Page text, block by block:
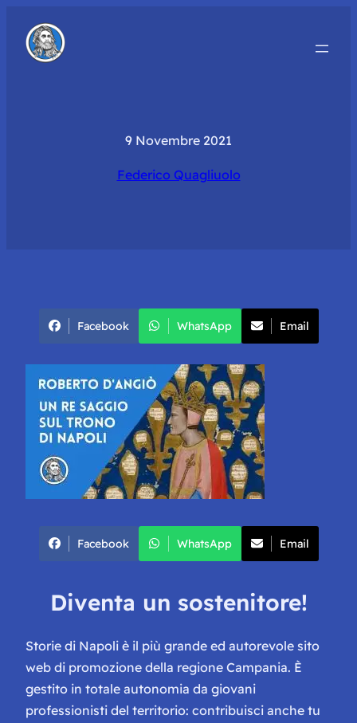
9 Novembre 2021
Federico Quagliuolo
Facebook WhatsApp Email
Facebook WhatsApp Email
Diventa un sostenitore!
Storie di Napoli è il più grande ed autorevole sito
web di promozione della regione Campania. È
gestito in totale autonomia da giovani
professionisti del territorio: contribuisci anche tu